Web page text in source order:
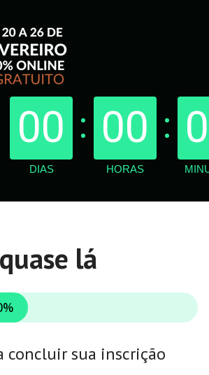
DIAS HORAS
00 00
lá
concluir sua inscrição